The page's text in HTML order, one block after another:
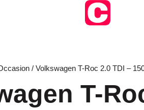
/ Volkswagen T-Roc 2.0 TDI –
T-